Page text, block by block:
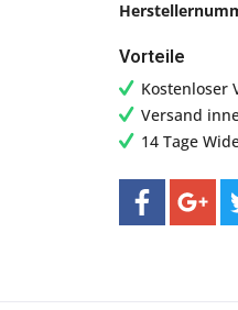
Vorteile
Kostenloser
Versand
14 Tage